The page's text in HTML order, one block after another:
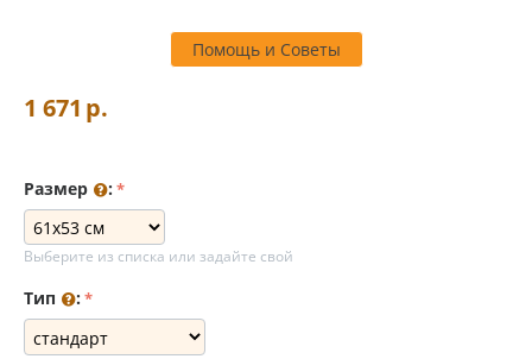
Помощь и Советы
1 671 р.
Размер :
Выберите из списка или задайте свой
Тип :